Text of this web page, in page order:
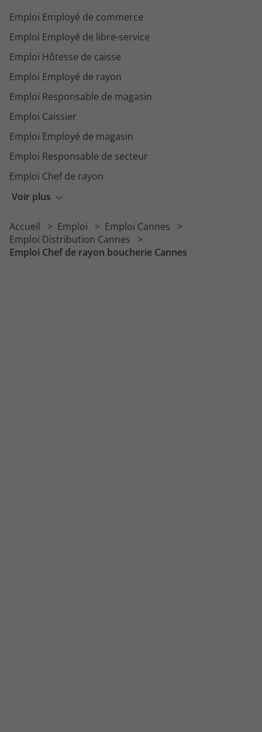
Voir plus
Emploi Employé de commerce
Emploi Employé de libre-service
Emploi Hôtesse de caisse
Emploi Employé de rayon
Emploi Responsable de magasin
Emploi Caissier
Emploi Employé de magasin
Emploi Responsable de secteur
Emploi Chef de rayon
Emploi Directeur adjoint de magasin
Emploi Directeur de magasin
Accueil Emploi
Emploi Cannes
Emploi Distribution Cannes
Emploi Chef de rayon boucherie Cannes